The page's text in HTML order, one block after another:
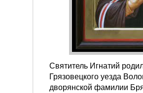
Святитель Игнатий
Грязовецкого уезда
дворянской фамилии